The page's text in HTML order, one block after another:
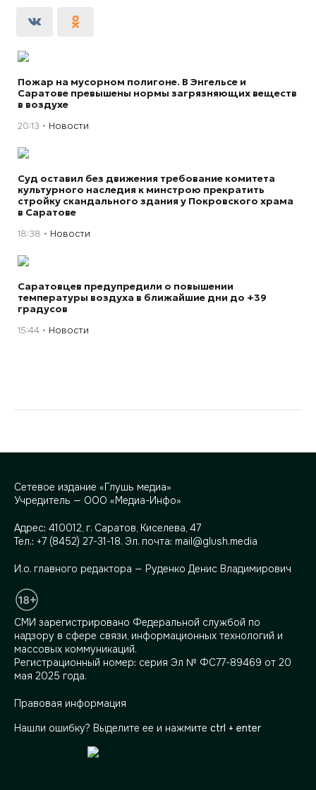
Пожар на мусорном полигоне. В Энгельсе и
Саратове превышены нормы загрязняющих веществ
в воздухе
20:13 Новости
Суд оставил без движения требование комитета
культурного наследия к минстрою прекратить
стройку скандального здания у Покровского храма
в Саратове
18:38 Новости
Саратовцев предупредили о повышении
температуры воздуха в ближайшие дни до +39
градусов
15:44 Новости
Сетевое издание «Глушь медиа»
Учредитель — ООО «Медиа-Инфо»
Адрес: 410012, г. Саратов, Киселева, 47
Тел.: +7 (8452) 27-31-18. Эл. почта: mail@glush.media
И.о. главного редактора — Руденко Денис Владимирович
СМИ зарегистрировано Федеральной службой по
надзору в сфере связи, информационных технологий и
массовых коммуникаций.
Регистрационный номер: серия Эл № ФС77-89469 от 20
мая 2025 года.
Правовая информация
Нашли ошибку? Выделите ее и нажмите ctrl + enter